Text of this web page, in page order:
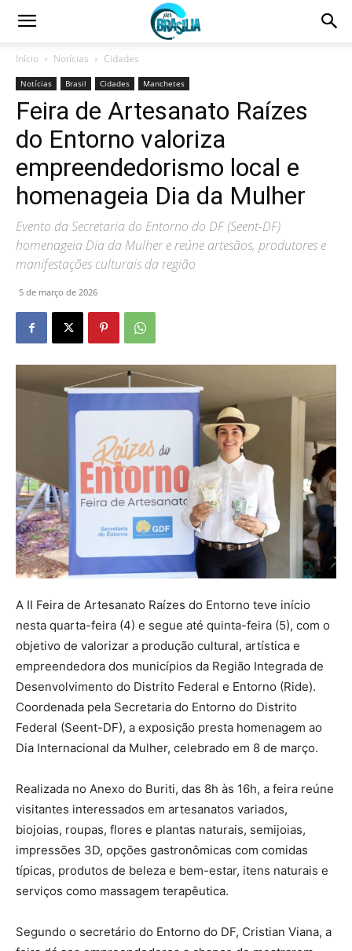
Início Notícias Cidades
Notícias Brasil Cidades Manchetes
Feira de Artesanato Raízes
do Entorno valoriza
empreendedorismo local e
homenageia Dia da Mulher
Evento da Secretaria do Entorno do DF (Seent-DF)
homenageia Dia da Mulher e reúne artesãos, produtores e
manifestações culturais da região
5 de março de 2026
A II Feira de Artesanato Raízes do Entorno teve início
nesta quarta-feira (4) e segue até quinta-feira (5), com o
objetivo de valorizar a produção cultural, artística e
empreendedora dos municípios da Região Integrada de
Desenvolvimento do Distrito Federal e Entorno (Ride).
Coordenada pela Secretaria do Entorno do Distrito
Federal (Seent-DF), a exposição presta homenagem ao
Dia Internacional da Mulher, celebrado em 8 de março.
Realizada no Anexo do Buriti, das 8h às 16h, a feira reúne
visitantes interessados em artesanatos variados,
biojoias, roupas, flores e plantas naturais, semijoias,
impressões 3D, opções gastronômicas com comidas
típicas, produtos de beleza e bem-estar, itens naturais e
serviços como massagem terapêutica.
Segundo o secretário do Entorno do DF, Cristian Viana, a